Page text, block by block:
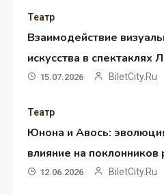
Театр
Взаимодействие
искусства в спектаклях
15.07.2026 BiletCity.ru
Театр
Юнона и Авось:
влияние на
12.06.2026 BiletCity.ru